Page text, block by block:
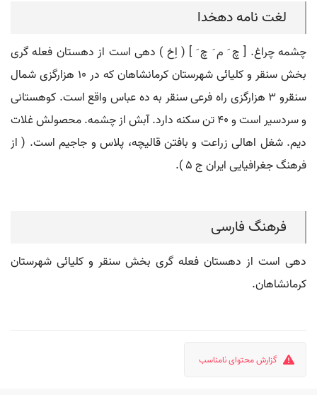
لغت نامه دهخدا
چشمه چراغ. [ چ َ م َ چ َ ] ( اِخ ) دهی است از دهستان فعله گری
بخش سنقر و کلیائی شهرستان کرمانشاهان که در 10 هزارگزی شمال
سنقرو 3 هزارگزی راه فرعی سنقر به ده عباس واقع است. کوهستانی
و سردسیر است و 40 تن سکنه دارد. آبش از چشمه. محصولش غلات
دیم. شغل اهالی زراعت و بافتن قالیچه، پلاس و جاجیم است. ( از
فرهنگ جغرافیایی ایران ج 5 ).
فرهنگ فارسی
دهی است از دهستان فعله گری بخش سنقر و کلیائی شهرستان
کرمانشاهان.
گزارش محتوای نامناسب